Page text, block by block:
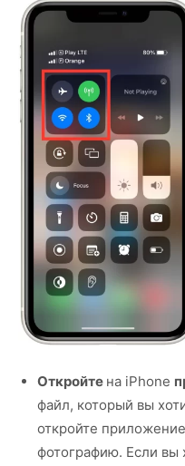
Откройте на iPhone
файл, который вы
откройте
фотографию. Если вы